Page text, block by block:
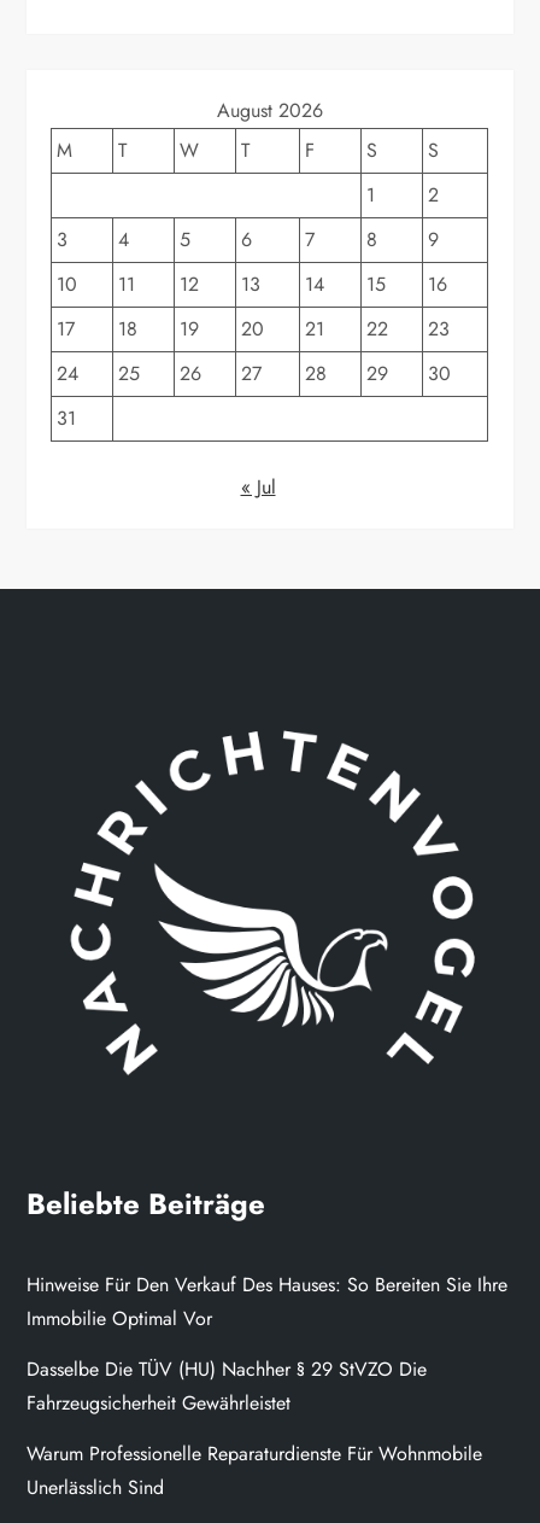
August 2026
M
T W T F S
S
1
2
3
4 5 6 7 8
9
10
11 12 13 14 15
16
17
18 19 20 21 22
23
24
25 26 27 28 29
30
31
« Jul
Beliebte Beiträge
Hinweise Für Den Verkauf Des Hauses: So Bereiten Sie Ihre
Immobilie Optimal Vor
Dasselbe Die TÜV (HU) Nachher § 29 StVZO Die
Fahrzeugsicherheit Gewährleistet
Warum Professionelle Reparaturdienste Für Wohnmobile
Unerlässlich Sind